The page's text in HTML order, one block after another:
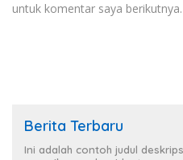
untuk komentar saya berikutnya.
Berita Terbaru
Ini adalah contoh judul